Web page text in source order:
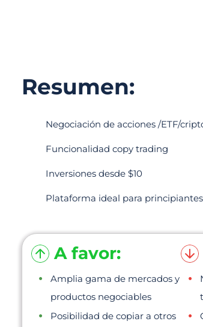
Resumen:
Negociación de acciones /ETF/
Funcionalidad copy trading
Inversiones desde $10
Plataforma ideal para principiantes
A favor:
Amplia gama de mercados y
productos negociables
Posibilidad de copiar a otros